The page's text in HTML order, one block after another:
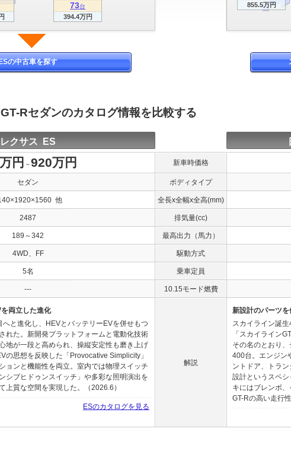
73台
394.4万円
855.5万円
の中古車を探す
Rセダンのカタログ情報を比較する
レクサス ES
円 ～920万円 新車時価格
セダン ボディタイプ
他 全長x全幅x全高(mm)
2487 排気量(cc)
189～342 最高出力（馬力）
4WD、FF 駆動方式
5名 乗車定員
--- 10.15モード燃費
両立した進化
と進化し、HEVとバッテリーEVを併せもつ
れた。新開発プラットフォームと電動化技術
地が一段と高められ、操縦安定性も磨き上げ
の思想を反映した「Provocative Simplicity」
ョンと機能性を両立。室内では物理スイッチ
シブヒドゥンスイッチ」や多彩な照明演出を
上質な空間を実現した。（2026.6）
ESのカタログを見る
解説
新設計のパーツ
スカイライン誕
「スカイライン
その名のとおり
400台。エンジン
ントドア、トラ
設計というスペ
キにはブレンボ
GT-Rの高い走行